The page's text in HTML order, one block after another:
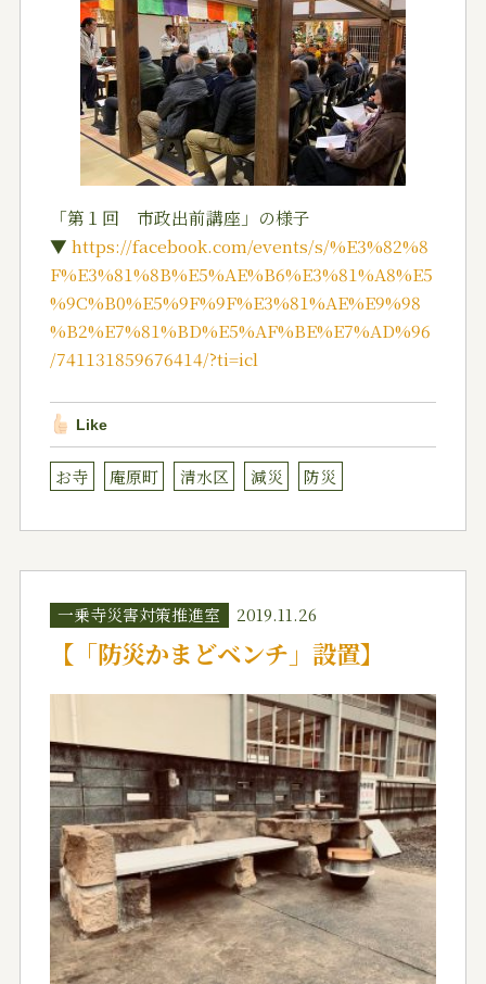
「第１回 市政出前講座」の様子
▼ https://facebook.com/events/s/%E3%82%8
F%E3%81%8B%E5%AE%B6%E3%81%A8%E5
%9C%B0%E5%9F%9F%E3%81%AE%E9%98
%B2%E7%81%BD%E5%AF%BE%E7%AD%96
/741131859676414/?ti=icl
Like
お寺 庵原町 清水区 減災 防災
一乗寺災害対策推進室 2019.11.26
【「防災かまどベンチ」設置】